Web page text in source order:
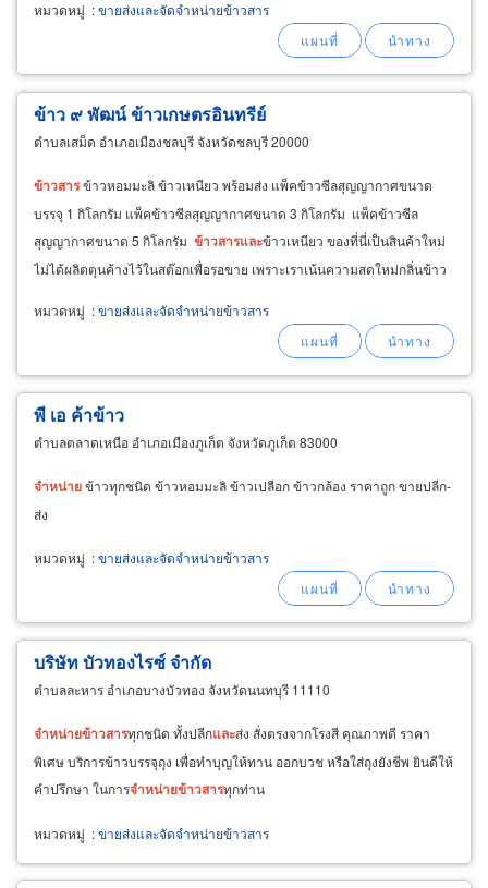
หมวดหมู่ :ขายส่งและจัดจำหน่ายข้าวสาร
ข้าว ๙ พัฒน์ ข้าวเกษตรอินทรีย์
ตำบลเสม็ด อำเภอเมืองชลบุรี จังหวัดชลบุรี 20000
ข้าวสารข้าวหอมมะลิ ข้าวเหนียว พร้อมส่ง แพ็คข้าวซีลสุญญากาศขนาด
บรรจุ 1 กิโลกรัม แพ็คข้าวซีลสุญญากาศขนาด 3 กิโลกรัม แพ็คข้าวซีล
สุญญากาศขนาด 5 กิโลกรัม ข้าวสารและข้าวเหนียว ของที่นี่เป็นสินค้าใหม่
ไม่ได้ผลิตตุนค้างไว้ในสต๊อกเพื่อรอขาย เพราะเราเน้นความสดใหม่กลิ่นข้าว
หมวดหมู่ :ขายส่งและจัดจำหน่ายข้าวสาร
พี เอ ค้าข้าว
ตำบลตลาดเหนือ อำเภอเมืองภูเก็ต จังหวัดภูเก็ต 83000
จำหน่ายข้าวทุกชนิด ข้าวหอมมะลิ ข้าวเปลือก ข้าวกล้อง ราคาถูก ขายปลีก-
ส่ง
หมวดหมู่ :ขายส่งและจัดจำหน่ายข้าวสาร
บริษัท บัวทองไรซ์ จำกัด
ตำบลละหาร อำเภอบางบัวทอง จังหวัดนนทบุรี 11110
จำหน่ายข้าวสารทุกชนิด ทั้งปลีกและส่ง สั่งตรงจากโรงสี คุณภาพดี ราคา
พิเศษ บริการข้าวบรรจุถุง เพื่อทำบุญให้ทาน ออกบวช หรือใส่ถุงยังชีพ ยินดีให้
คำปรึกษา ในการจำหน่ายข้าวสารทุกท่าน
หมวดหมู่ :ขายส่งและจัดจำหน่ายข้าวสาร